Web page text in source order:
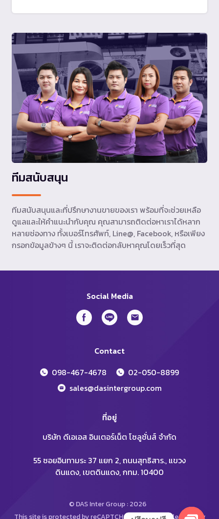
ทีมสนับสนุน
ทีมสนับสนุนและที่ปรึกษางานขายของเรา พร้อมที่จะช่วยเหลือ
ดูแลและให้คำแนะนำกับคุณ คุณสามารถติดต่อหาเราได้หลาก
หลายช่องทาง ทั้งเบอร์โทรศัพท์, Line@, Facebook, หรือเพียง
กรอกข้อมูลข้างๆ นี้ เราจะติดต่อกลับหาคุณโดยเร็วที่สุด
Social Media
Contact
098-467-4678
02-050-8899
sales@dasintergroup.com
ที่อยู่
บริษัท ดีเอเอส อินเตอร์เน็ต โซลูชั่นส์ จำกัด
55 ซอยอินทามระ 37 แยก 2, ถนนสุทธิสาร., แขวง
ดินแดง, เขตดินแดง, กทม. 10400
© DAS Inter Group : 2026
This site is protected by reCAPTCHA and the Google Privacy